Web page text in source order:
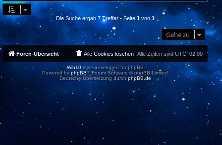
Die Suche ergab 7 Treffer • Seite 1von 1
Gehe zu
Foren-Übersicht Alle Zeiten sind UTC+02:00
Alle Cookies löschen
Win10style developed for phpBB
Powered byphpBB® Forum Software © phpBB Limited
Deutsche Übersetzung durch phpBB.de